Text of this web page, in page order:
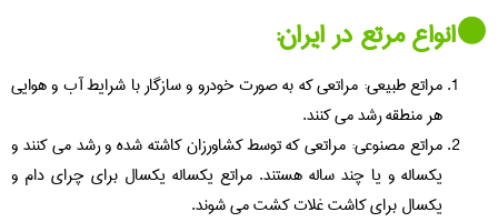
⚫️انواع مرتع در ایران:
مراتع طبیعی: مراتعی که به صورت خودرو و سازگار با شرايط آب و هوایی
هر منطقه رشد می کنند.
مراتع مصنوعی: مراتعی که توسط کشاورزان کاشته شده و رشد می کنند و
يکساله و يا چند ساله هستند. مراتع یکساله يکسال برای چرای دام و
يکسال برای کاشت غلات کشت می شوند.